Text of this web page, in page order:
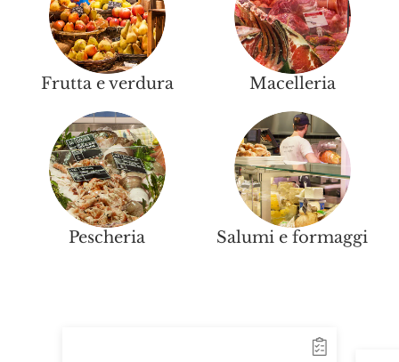
Frutta e verdura Macelleria
Pescheria Salumi e formaggi